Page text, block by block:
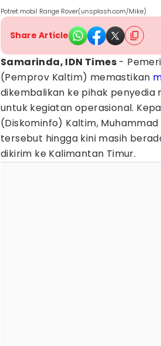
Potret mobil Range Rover(unsplash.com/Mike)
Share Article
Samarinda, IDN Times -
(Pemprov Kaltim) memastikan
dikembalikan ke pihak
untuk kegiatan operasional.
(Diskominfo) Kaltim,
tersebut hingga kini masih
dikirim ke Kalimantan Timur.